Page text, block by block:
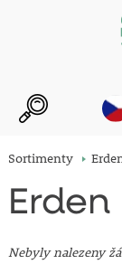
Sortimenty
Erden
Nebyly nalezeny